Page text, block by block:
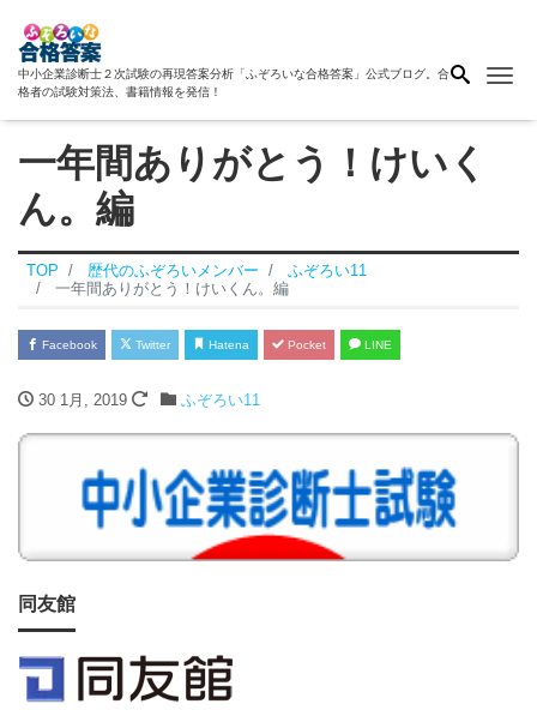
中小企業診断士２次試験の再現答案分析「ふぞろいな合格答案」公式ブログ。合
格者の試験対策法、書籍情報を発信！
一年間ありがとう！けいく
ん。編
TOP 歴代のふぞろいメンバー
ふぞろい11
一年間ありがとう！けいくん。編
Facebook Twitter Hatena Pocket LINE
30 1月, 2019 ふぞろい11
同友館